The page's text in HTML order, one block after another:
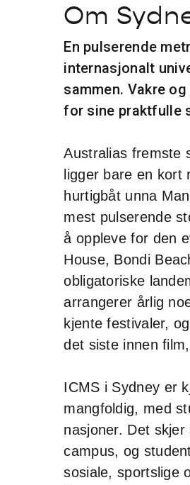
Om
En pulserende
internasjonalt
sammen. Vakre
for sine praktfulle
Australias fremste
ligger bare en kort
hurtigbåt unna
mest pulserende
å oppleve for den
House, Bondi
obligatoriske
arrangerer årlig
kjente festivaler,
det siste innen
ICMS i Sydney er
mangfoldig, med
nasjoner. Det
campus, og
sosiale, sportslige